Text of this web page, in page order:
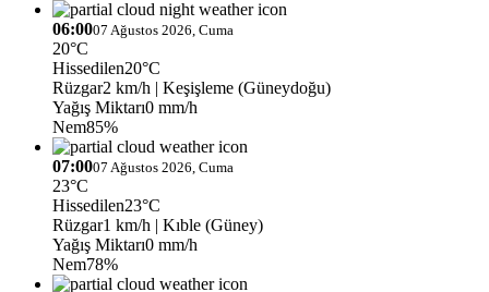
06:0007 Ağustos 2026, Cuma
20°C
Hissedilen20°C
Rüzgar2 km/h | Keşişleme (Güneydoğu)
Yağış Miktarı0 mm/h
Nem85%
07:0007 Ağustos 2026, Cuma
23°C
Hissedilen23°C
Rüzgar1 km/h | Kıble (Güney)
Yağış Miktarı0 mm/h
Nem78%